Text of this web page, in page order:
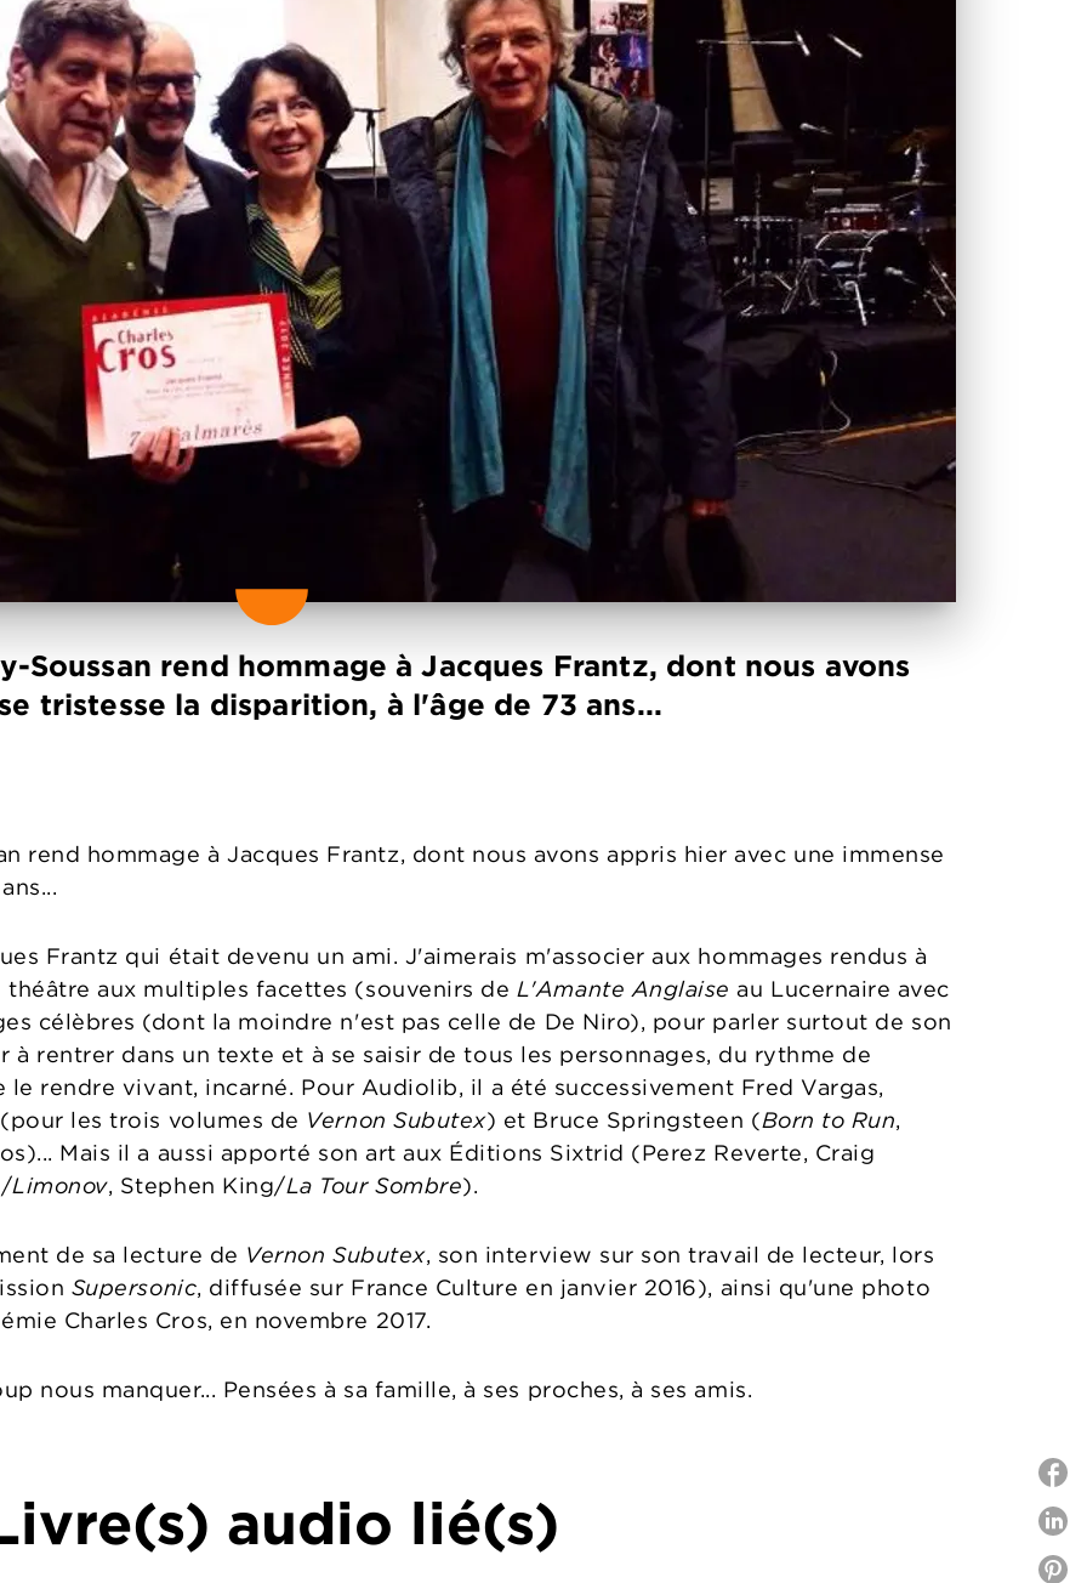
Soussan rend hommage à Jacques Frantz, dont nous avons
tristesse la disparition, à l'âge de 73 ans...
rend hommage à Jacques Frantz, dont nous avons appris hier avec une immense
Frantz qui était devenu un ami. J'aimerais m'associer aux hommages rendus à
aux multiples facettes (souvenirs de L'Amante Anglaise au Lucernaire avec
célèbres (dont la moindre n'est pas celle de De Niro), pour parler surtout de son
rentrer dans un texte et à se saisir de tous les personnages, du rythme de
le rendre vivant, incarné. Pour Audiolib, il a été successivement Fred Vargas,
les trois volumes de Vernon Subutex) et Bruce Springsteen (Born to Run,
Mais il a aussi apporté son art aux Éditions Sixtrid (Perez Reverte, Craig
Limonov, Stephen King/La Tour Sombre).
de sa lecture de Vernon Subutex, son interview sur son travail de lecteur, lors
Supersonic, diffusée sur France Culture en janvier 2016), ainsi qu'une photo
Charles Cros, en novembre 2017.
nous manquer... Pensées à sa famille, à ses proches, à ses amis.
audio lié(s)